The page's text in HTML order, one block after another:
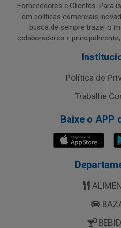
Fornecedores e Clientes. Para
em políticas comerciais
busca de sempre trazer o
colaboradores e
Política de
Trabalhe
Baixe o APP